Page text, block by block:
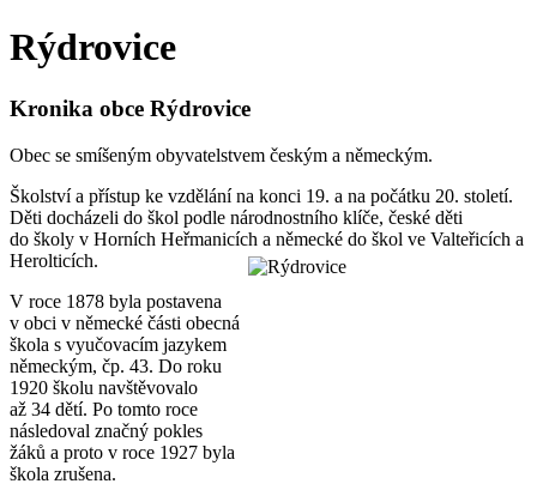
Rýdrovice
Kronika obce Rýdrovice
Obec se smíšeným obyvatelstvem českým a německým.
Školství a přístup ke vzdělání na konci 19. a na počátku 20. století.
Děti docházeli do škol podle národnostního klíče, české děti
do školy v Horních Heřmanicích a německé do škol ve Valteřicích a
Herolticích.
V roce 1878 byla postavena
v obci v německé části obecná
škola s vyučovacím jazykem
německým, čp. 43. Do roku
1920 školu navštěvovalo
až 34 dětí. Po tomto roce
následoval značný pokles
žáků a proto v roce 1927 byla
škola zrušena.